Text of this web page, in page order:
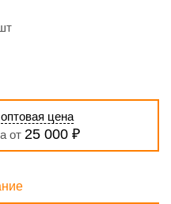
оптовая цена
от 25 000 ₽